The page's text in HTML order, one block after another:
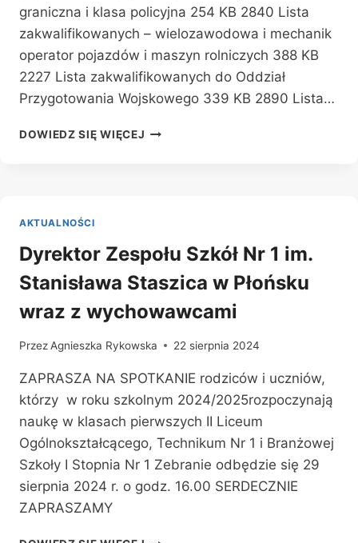
graniczna i klasa policyjna 254 KB 2840 Lista
zakwalifikowanych – wielozawodowa i mechanik
operator pojazdów i maszyn rolniczych 388 KB
2227 Lista zakwalifikowanych do Oddział
Przygotowania Wojskowego 339 KB 2890 Lista…
DOWIEDZ SIĘ WIĘCEJ LISTY
AKTUALNOŚCI
Dyrektor Zespołu Szkół Nr 1 im.
Stanisława Staszica w Płońsku
wraz z wychowawcami
Przez Agnieszka Rykowska 22 sierpnia 2024
ZAPRASZA NA SPOTKANIE rodziców i uczniów,
którzy w roku szkolnym 2024/2025rozpoczynają
naukę w klasach pierwszych II Liceum
Ogólnokształcącego, Technikum Nr 1 i Branżowej
Szkoły I Stopnia Nr 1 Zebranie odbędzie się 29
sierpnia 2024 r. o godz. 16.00 SERDECZNIE
ZAPRASZAMY
DYREKTOR